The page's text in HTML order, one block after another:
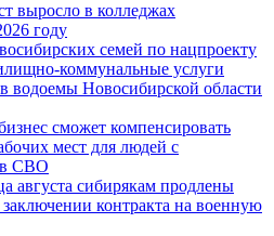
выросло в колледжах
году
семей по нацпроекту
коммунальные услуги
водоемы Новосибирской области
сможет компенсировать
мест для людей с
СВО
августа сибирякам продлены
контракта на военную